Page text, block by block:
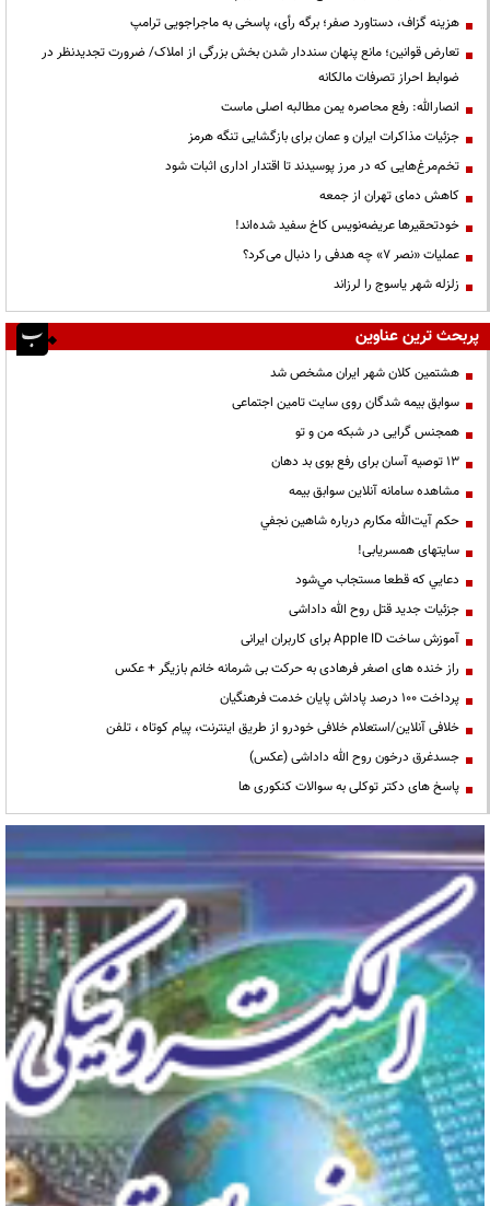
هزینه گزاف، دستاورد صفر؛ برگه رأی، پاسخی به ماجراجویی ترامپ
تعارض قوانین؛ مانع پنهان سنددار شدن بخش بزرگی از املاک/ ضرورت تجدیدنظر در
ضوابط احراز تصرفات مالکانه
انصارالله: رفع محاصره یمن مطالبه اصلی ماست
جزئیات مذاکرات ایران و عمان برای بازگشایی تنگه هرمز
تخم‌مرغ‌هایی که در مرز پوسیدند تا اقتدار اداری اثبات شود
کاهش دمای تهران از جمعه
خودتحقیرها عریضه‌نویس کاخ سفید شده‌اند!
عملیات «نصر ۷» چه هدفی را دنبال می‌کرد؟
زلزله شهر یاسوج را لرزاند
پربحث ترین عناوین
هشتمین کلان شهر ایران مشخص شد
سوابق بیمه شدگان روی سایت تامین اجتماعی
همجنس گرایی در شبکه من و تو
13 توصیه آسان برای رفع بوی بد دهان
مشاهده سامانه آنلاين سوابق بیمه
حكم آيت‌الله مكارم درباره شاهين نجفي
سایتهای همسریابی!
دعايي كه قطعا مستجاب مي‌شود
جزئیات جدید قتل روح الله داداشی
آموزش ساخت Apple ID برای کاربران ایرانی
راز خنده های اصغر فرهادی به حرکت بی شرمانه خانم بازیگر + عکس
پرداخت ۱۰۰ درصد پاداش پایان خدمت فرهنگیان
خلافی آنلاین/استعلام خلافی خودرو از طریق اینترنت، پیام کوتاه ، تلفن
جسدغرق درخون روح الله داداشی (عکس)
پاسخ های دکتر توکلی به سوالات کنکوری ها